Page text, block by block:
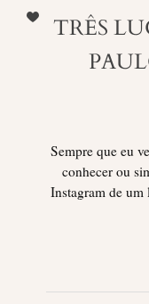
TRÊS
Sempre que eu
conhecer ou
Instagram de um